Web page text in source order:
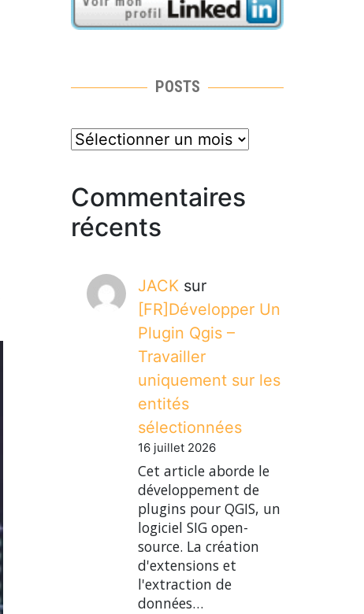
POSTS
posts
Commentaires
récents
JACK sur
[FR]Développer Un
Plugin Qgis –
Travailler
uniquement sur les
entités
sélectionnées
16 juillet 2026
Cet article aborde le
développement de
plugins pour QGIS, un
logiciel SIG open-
source. La création
d'extensions et
l'extraction de
données…